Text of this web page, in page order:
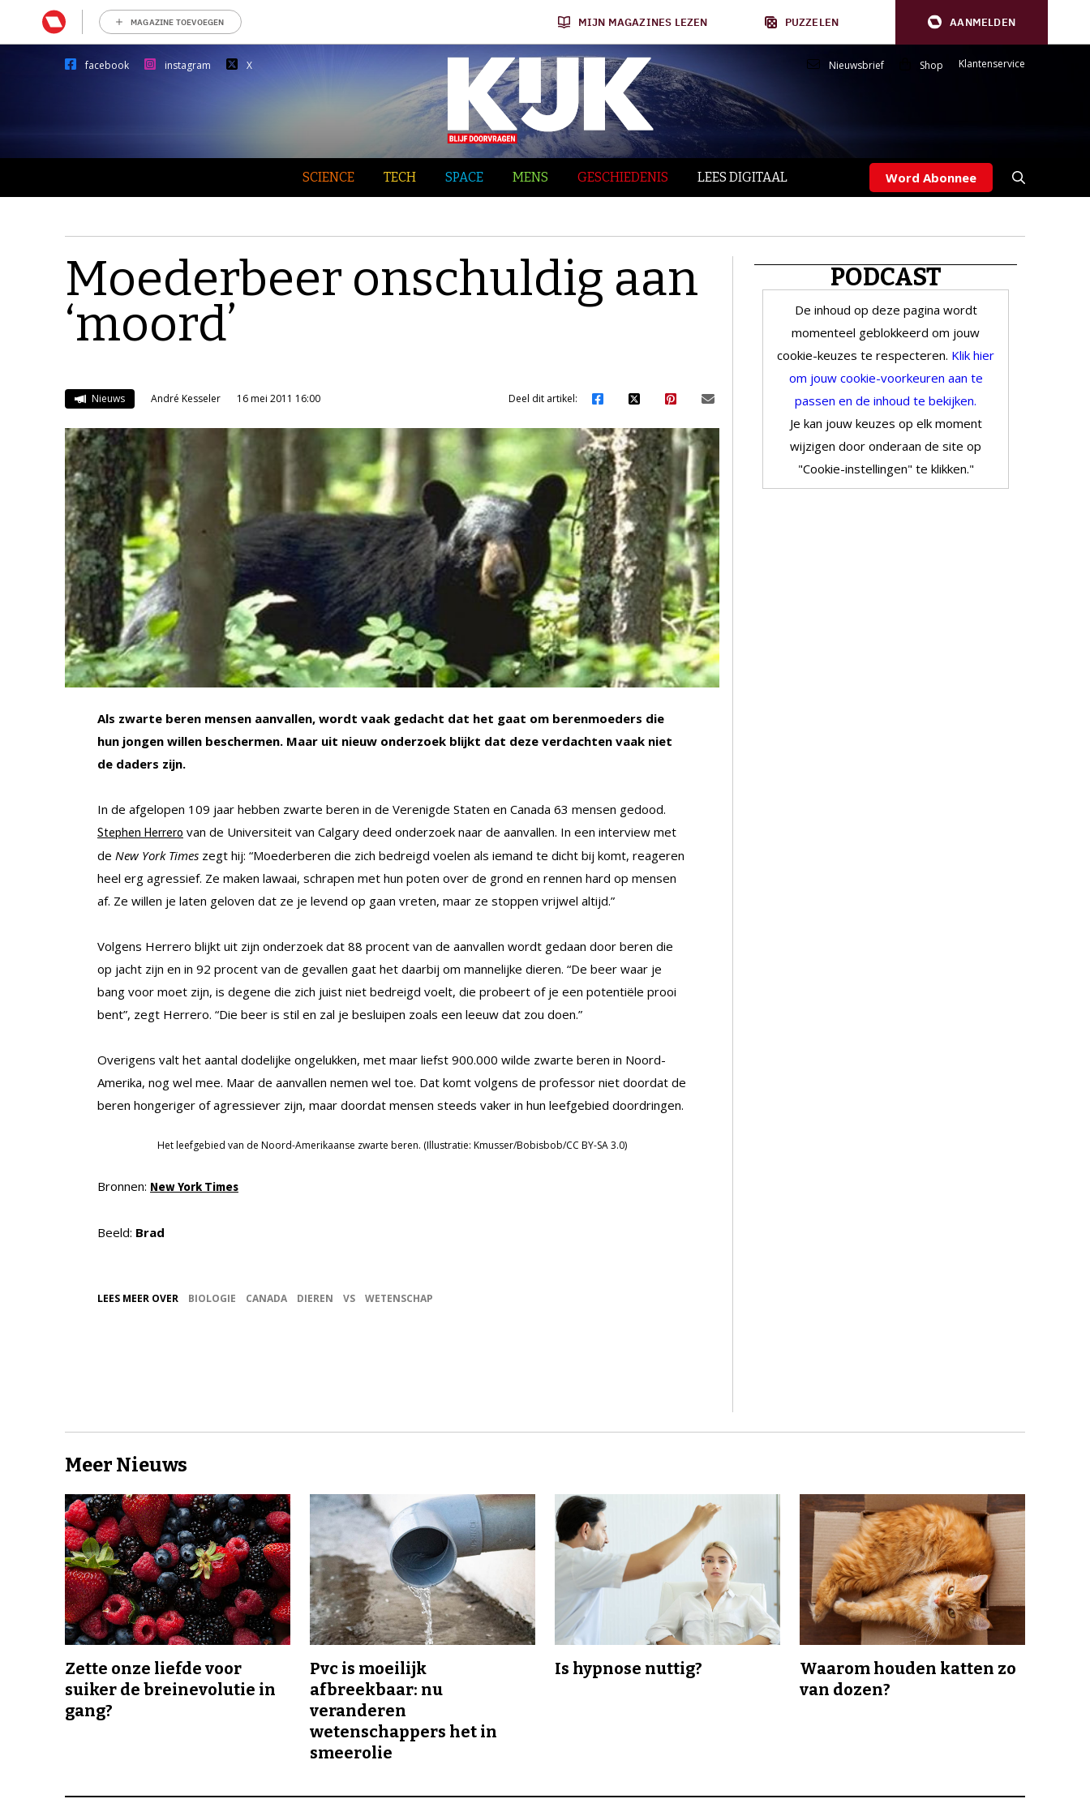
MAGAZINE TOEVOEGEN MIJN MAGAZINES LEZEN PUZZELEN AANMELDEN
facebook instagram X Nieuwsbrief Shop Klantenservice
SCIENCE TECH SPACE MENS GESCHIEDENIS LEES DIGITAAL Word Abonnee
Moederbeer onschuldig aan
‘moord’
Nieuws André Kesseler 16 mei 2011 16:00 Deel dit artikel:
Als zwarte beren mensen aanvallen, wordt vaak gedacht dat het gaat om berenmoeders die
hun jongen willen beschermen. Maar uit nieuw onderzoek blijkt dat deze verdachten vaak niet
de daders zijn.
In de afgelopen 109 jaar hebben zwarte beren in de Verenigde Staten en Canada 63 mensen gedood.
Stephen Herrero van de Universiteit van Calgary deed onderzoek naar de aanvallen. In een interview met
de New York Times zegt hij: “Moederberen die zich bedreigd voelen als iemand te dicht bij komt, reageren
heel erg agressief. Ze maken lawaai, schrapen met hun poten over de grond en rennen hard op mensen
af. Ze willen je laten geloven dat ze je levend op gaan vreten, maar ze stoppen vrijwel altijd.”
Volgens Herrero blijkt uit zijn onderzoek dat 88 procent van de aanvallen wordt gedaan door beren die
op jacht zijn en in 92 procent van de gevallen gaat het daarbij om mannelijke dieren. “De beer waar je
bang voor moet zijn, is degene die zich juist niet bedreigd voelt, die probeert of je een potentiële prooi
bent”, zegt Herrero. “Die beer is stil en zal je besluipen zoals een leeuw dat zou doen.”
Overigens valt het aantal dodelijke ongelukken, met maar liefst 900.000 wilde zwarte beren in Noord-
Amerika, nog wel mee. Maar de aanvallen nemen wel toe. Dat komt volgens de professor niet doordat de
beren hongeriger of agressiever zijn, maar doordat mensen steeds vaker in hun leefgebied doordringen.
Het leefgebied van de Noord-Amerikaanse zwarte beren. (Illustratie: Kmusser/Bobisbob/CC BY-SA 3.0)
Bronnen: New York Times
Beeld: Brad
LEES MEER OVER BIOLOGIE CANADA DIEREN VS WETENSCHAP
PODCAST
De inhoud op deze pagina wordt
momenteel geblokkeerd om jouw
cookie-keuzes te respecteren. Klik hier
om jouw cookie-voorkeuren aan te
passen en de inhoud te bekijken.
Je kan jouw keuzes op elk moment
wijzigen door onderaan de site op
"Cookie-instellingen" te klikken."
Meer Nieuws
Zette onze liefde voor
suiker de breinevolutie in
gang?
Pvc is moeilijk
afbreekbaar: nu
veranderen
wetenschappers het in
smeerolie
Is hypnose nuttig?
Waarom houden katten zo
van dozen?